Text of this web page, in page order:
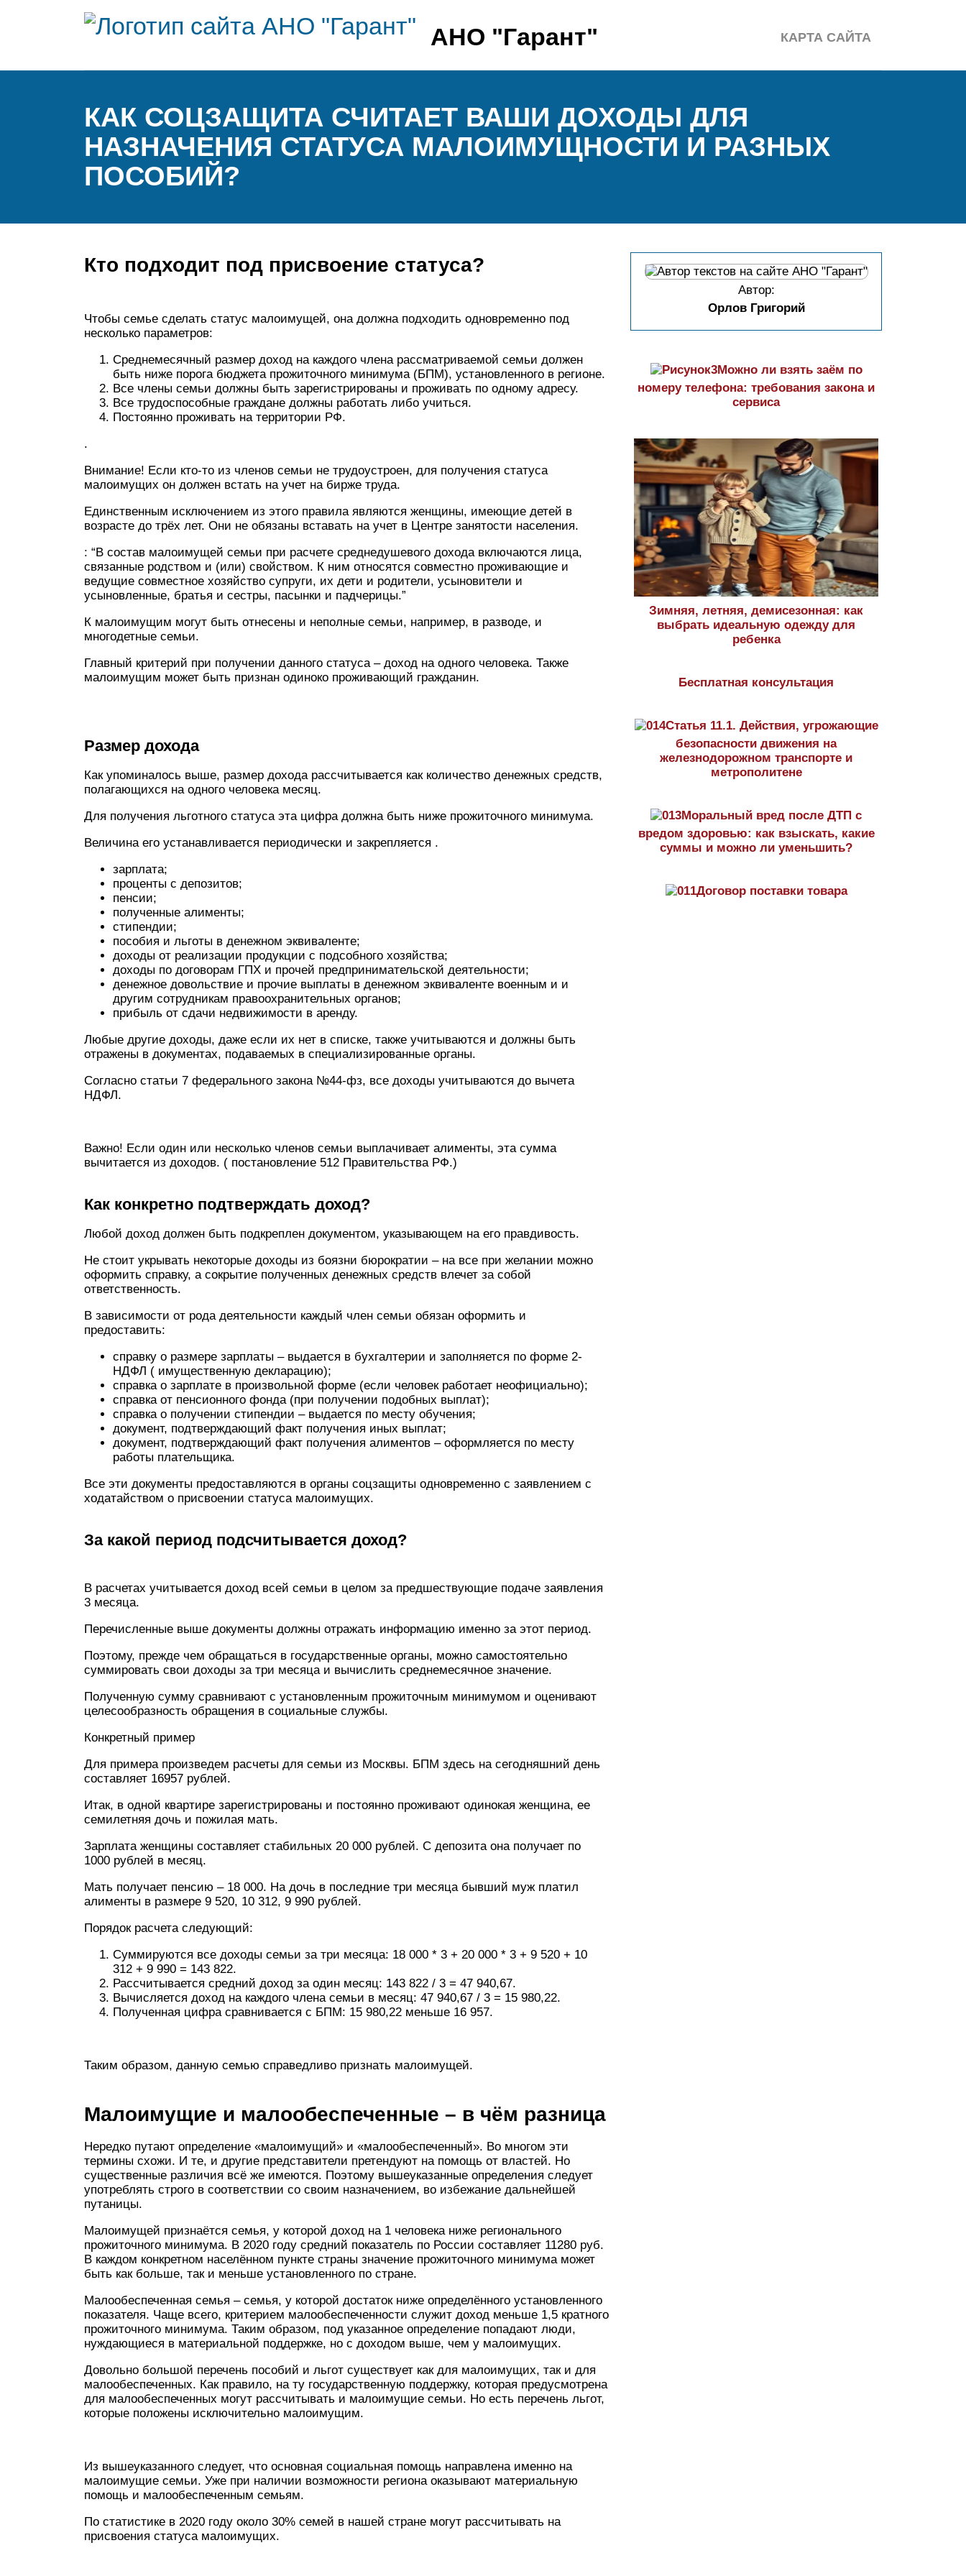
АНО "Гарант" КАРТА САЙТА
КАК СОЦЗАЩИТА СЧИТАЕТ ВАШИ ДОХОДЫ ДЛЯ
НАЗНАЧЕНИЯ СТАТУСА МАЛОИМУЩНОСТИ И РАЗНЫХ
ПОСОБИЙ?
Кто подходит под присвоение статуса?
Чтобы семье сделать статус малоимущей, она должна подходить одновременно под
несколько параметров:
Среднемесячный размер доход на каждого члена рассматриваемой семьи должен
быть ниже порога бюджета прожиточного минимума (БПМ), установленного в регионе.
Все члены семьи должны быть зарегистрированы и проживать по одному адресу.
Все трудоспособные граждане должны работать либо учиться.
Постоянно проживать на территории РФ.
.
Внимание! Если кто-то из членов семьи не трудоустроен, для получения статуса
малоимущих он должен встать на учет на бирже труда.
Единственным исключением из этого правила являются женщины, имеющие детей в
возрасте до трёх лет. Они не обязаны вставать на учет в Центре занятости населения.
: “В состав малоимущей семьи при расчете среднедушевого дохода включаются лица,
связанные родством и (или) свойством. К ним относятся совместно проживающие и
ведущие совместное хозяйство супруги, их дети и родители, усыновители и
усыновленные, братья и сестры, пасынки и падчерицы.”
К малоимущим могут быть отнесены и неполные семьи, например, в разводе, и
многодетные семьи.
Главный критерий при получении данного статуса – доход на одного человека. Также
малоимущим может быть признан одиноко проживающий гражданин.
Размер дохода
Как упоминалось выше, размер дохода рассчитывается как количество денежных средств,
полагающихся на одного человека месяц.
Для получения льготного статуса эта цифра должна быть ниже прожиточного минимума.
Величина его устанавливается периодически и закрепляется .
зарплата;
проценты с депозитов;
пенсии;
полученные алименты;
стипендии;
пособия и льготы в денежном эквиваленте;
доходы от реализации продукции с подсобного хозяйства;
доходы по договорам ГПХ и прочей предпринимательской деятельности;
денежное довольствие и прочие выплаты в денежном эквиваленте военным и и
другим сотрудникам правоохранительных органов;
прибыль от сдачи недвижимости в аренду.
Любые другие доходы, даже если их нет в списке, также учитываются и должны быть
отражены в документах, подаваемых в специализированные органы.
Согласно статьи 7 федерального закона №44-фз, все доходы учитываются до вычета
НДФЛ.
Важно! Если один или несколько членов семьи выплачивает алименты, эта сумма
вычитается из доходов. ( постановление 512 Правительства РФ.)
Как конкретно подтверждать доход?
Любой доход должен быть подкреплен документом, указывающем на его правдивость.
Не стоит укрывать некоторые доходы из боязни бюрократии – на все при желании можно
оформить справку, а сокрытие полученных денежных средств влечет за собой
ответственность.
В зависимости от рода деятельности каждый член семьи обязан оформить и
предоставить:
справку о размере зарплаты – выдается в бухгалтерии и заполняется по форме 2-
НДФЛ ( имущественную декларацию);
справка о зарплате в произвольной форме (если человек работает неофициально);
справка от пенсионного фонда (при получении подобных выплат);
справка о получении стипендии – выдается по месту обучения;
документ, подтверждающий факт получения иных выплат;
документ, подтверждающий факт получения алиментов – оформляется по месту
работы плательщика.
Все эти документы предоставляются в органы соцзащиты одновременно с заявлением с
ходатайством о присвоении статуса малоимущих.
За какой период подсчитывается доход?
В расчетах учитывается доход всей семьи в целом за предшествующие подаче заявления
3 месяца.
Перечисленные выше документы должны отражать информацию именно за этот период.
Поэтому, прежде чем обращаться в государственные органы, можно самостоятельно
суммировать свои доходы за три месяца и вычислить среднемесячное значение.
Полученную сумму сравнивают с установленным прожиточным минимумом и оценивают
целесообразность обращения в социальные службы.
Конкретный пример
Для примера произведем расчеты для семьи из Москвы. БПМ здесь на сегодняшний день
составляет 16957 рублей.
Итак, в одной квартире зарегистрированы и постоянно проживают одинокая женщина, ее
семилетняя дочь и пожилая мать.
Зарплата женщины составляет стабильных 20 000 рублей. С депозита она получает по
1000 рублей в месяц.
Мать получает пенсию – 18 000. На дочь в последние три месяца бывший муж платил
алименты в размере 9 520, 10 312, 9 990 рублей.
Порядок расчета следующий:
Суммируются все доходы семьи за три месяца: 18 000 * 3 + 20 000 * 3 + 9 520 + 10
312 + 9 990 = 143 822.
Рассчитывается средний доход за один месяц: 143 822 / 3 = 47 940,67.
Вычисляется доход на каждого члена семьи в месяц: 47 940,67 / 3 = 15 980,22.
Полученная цифра сравнивается с БПМ: 15 980,22 меньше 16 957.
Таким образом, данную семью справедливо признать малоимущей.
Малоимущие и малообеспеченные – в чём разница
Нередко путают определение «малоимущий» и «малообеспеченный». Во многом эти
термины схожи. И те, и другие представители претендуют на помощь от властей. Но
существенные различия всё же имеются. Поэтому вышеуказанные определения следует
употреблять строго в соответствии со своим назначением, во избежание дальнейшей
путаницы.
Малоимущей признаётся семья, у которой доход на 1 человека ниже регионального
прожиточного минимума. В 2020 году средний показатель по России составляет 11280 руб.
В каждом конкретном населённом пункте страны значение прожиточного минимума может
быть как больше, так и меньше установленного по стране.
Малообеспеченная семья – семья, у которой достаток ниже определённого установленного
показателя. Чаще всего, критерием малообеспеченности служит доход меньше 1,5 кратного
прожиточного минимума. Таким образом, под указанное определение попадают люди,
нуждающиеся в материальной поддержке, но с доходом выше, чем у малоимущих.
Довольно большой перечень пособий и льгот существует как для малоимущих, так и для
малообеспеченных. Как правило, на ту государственную поддержку, которая предусмотрена
для малообеспеченных могут рассчитывать и малоимущие семьи. Но есть перечень льгот,
которые положены исключительно малоимущим.
Из вышеуказанного следует, что основная социальная помощь направлена именно на
малоимущие семьи. Уже при наличии возможности региона оказывают материальную
помощь и малообеспеченным семьям.
По статистике в 2020 году около 30% семей в нашей стране могут рассчитывать на
присвоения статуса малоимущих.
Автор:
Орлов Григорий
Можно ли взять заём по
номеру телефона: требования закона и
сервиса
Зимняя, летняя, демисезонная: как
выбрать идеальную одежду для
ребенка
Бесплатная консультация
Статья 11.1. Действия, угрожающие
безопасности движения на
железнодорожном транспорте и
метрополитене
Моральный вред после ДТП с
вредом здоровью: как взыскать, какие
суммы и можно ли уменьшить?
Договор поставки товара